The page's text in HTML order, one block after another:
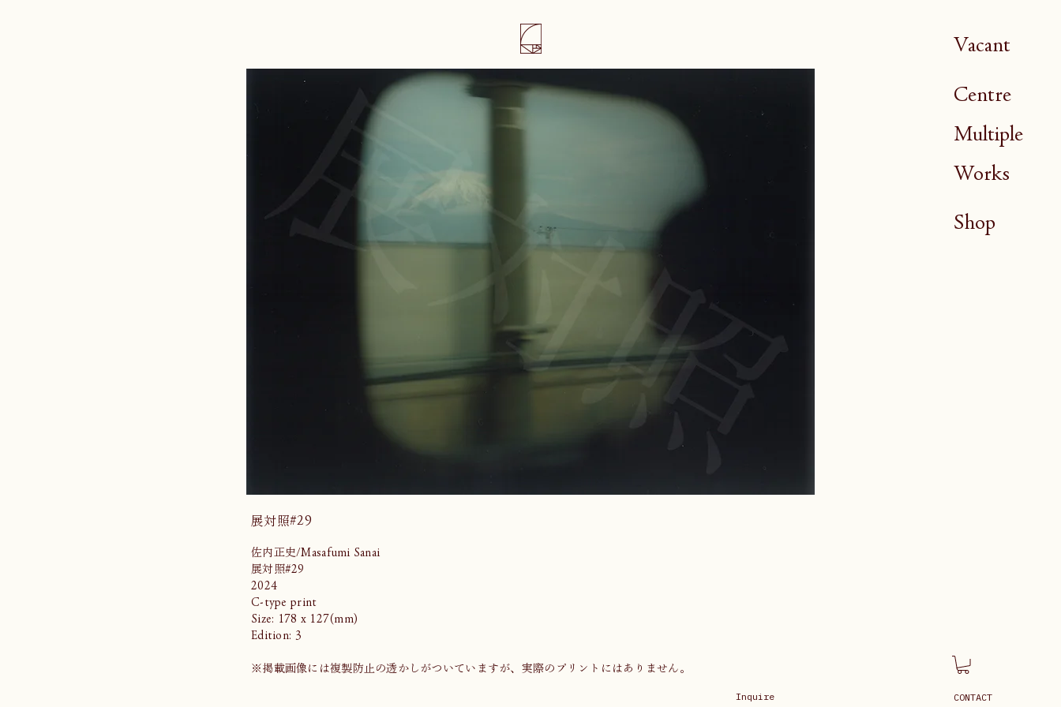
Vacant
Centre
Multiple
Works
Shop
展対照#29
佐内正史/Masafumi Sanai
展対照#29
2024
C-type print
Size: 178 x 127(mm)
Edition: 3
※掲載画像には複製防止の透かしがついていますが、実際のプリントにはありません。
Inquire CONTACT